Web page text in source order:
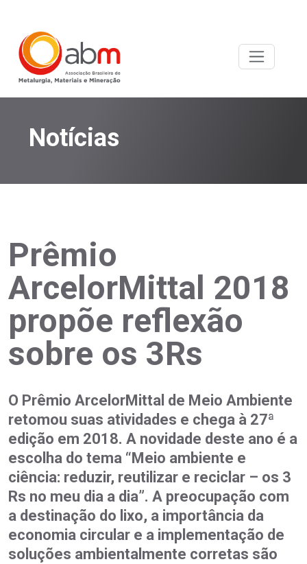
Notícias
Prêmio
ArcelorMittal 2018
propõe reflexão
sobre os 3Rs
O Prêmio ArcelorMittal de Meio Ambiente
retomou suas atividades e chega à 27ª
edição em 2018. A novidade deste ano é a
escolha do tema “Meio ambiente e
ciência: reduzir, reutilizar e reciclar – os 3
Rs no meu dia a dia”. A preocupação com
a destinação do lixo, a importância da
economia circular e a implementação de
soluções ambientalmente corretas são